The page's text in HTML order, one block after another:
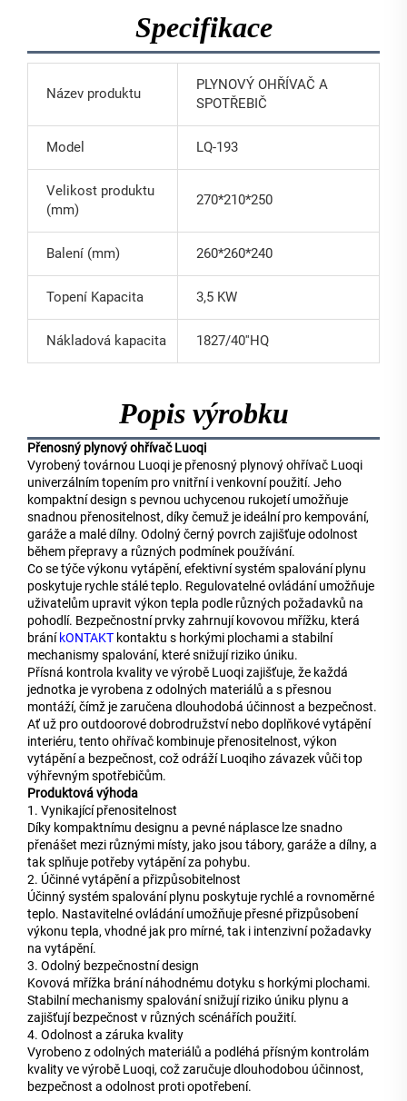
Specifikace
Název produktu
PLYNOVÝ OHŘÍVAČ A
SPOTŘEBIČ
Model LQ-193
Velikost produktu
(mm)
270*210*250
Balení (mm) 260*260*240
Topení Kapacita 3,5 KW
Nákladová kapacita 1827/40''HQ
Popis výrobku
Přenosný plynový ohřívač Luoqi
Vyrobený továrnou Luoqi je přenosný plynový ohřívač Luoqi
univerzálním topením pro vnitřní i venkovní použití. Jeho
kompaktní design s pevnou uchycenou rukojetí umožňuje
snadnou přenositelnost, díky čemuž je ideální pro kempování,
garáže a malé dílny. Odolný černý povrch zajišťuje odolnost
během přepravy a různých podmínek používání.
Co se týče výkonu vytápění, efektivní systém spalování plynu
poskytuje rychle stálé teplo. Regulovatelné ovládání umožňuje
uživatelům upravit výkon tepla podle různých požadavků na
pohodlí. Bezpečnostní prvky zahrnují kovovou mřížku, která
brání kONTAKT kontaktu s horkými plochami a stabilní
mechanismy spalování, které snižují riziko úniku.
Přísná kontrola kvality ve výrobě Luoqi zajišťuje, že každá
jednotka je vyrobena z odolných materiálů a s přesnou
montáží, čímž je zaručena dlouhodobá účinnost a bezpečnost.
Ať už pro outdoorové dobrodružství nebo doplňkové vytápění
interiéru, tento ohřívač kombinuje přenositelnost, výkon
vytápění a bezpečnost, což odráží Luoqiho závazek vůči top
výhřevným spotřebičům.
Produktová výhoda
1. Vynikající přenositelnost
Díky kompaktnímu designu a pevné náplasce lze snadno
přenášet mezi různými místy, jako jsou tábory, garáže a dílny, a
tak splňuje potřeby vytápění za pohybu.
2. Účinné vytápění a přizpůsobitelnost
Účinný systém spalování plynu poskytuje rychlé a rovnoměrné
teplo. Nastavitelné ovládání umožňuje přesné přizpůsobení
výkonu tepla, vhodné jak pro mírné, tak i intenzivní požadavky
na vytápění.
3. Odolný bezpečnostní design
Kovová mřížka brání náhodnému dotyku s horkými plochami.
Stabilní mechanismy spalování snižují riziko úniku plynu a
zajišťují bezpečnost v různých scénářích použití.
4. Odolnost a záruka kvality
Vyrobeno z odolných materiálů a podléhá přísným kontrolám
kvality ve výrobě Luoqi, což zaručuje dlouhodobou účinnost,
bezpečnost a odolnost proti opotřebení.